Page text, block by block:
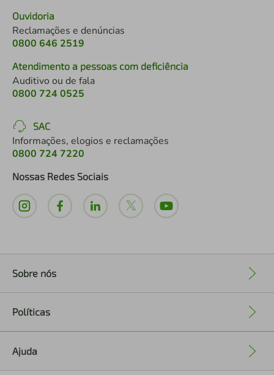
Ouvidoria
Reclamações e denúncias
0800 646 2519
Atendimento a pessoas com deficiência
Auditivo ou de fala
0800 724 0525
SAC
Informações, elogios e reclamações
0800 724 7220
Nossas Redes Sociais
Sobre nós
Políticas
Ajuda